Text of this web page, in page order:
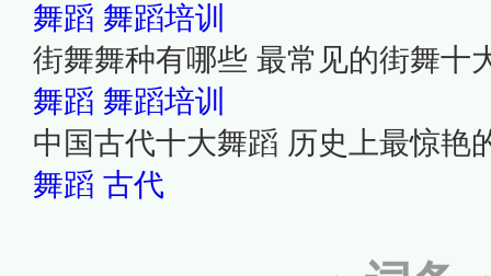
舞蹈 舞蹈培训
街舞舞种有哪些 最常见的街舞十
舞蹈 舞蹈培训
中国古代十大舞蹈 历史上最惊艳
舞蹈 古代